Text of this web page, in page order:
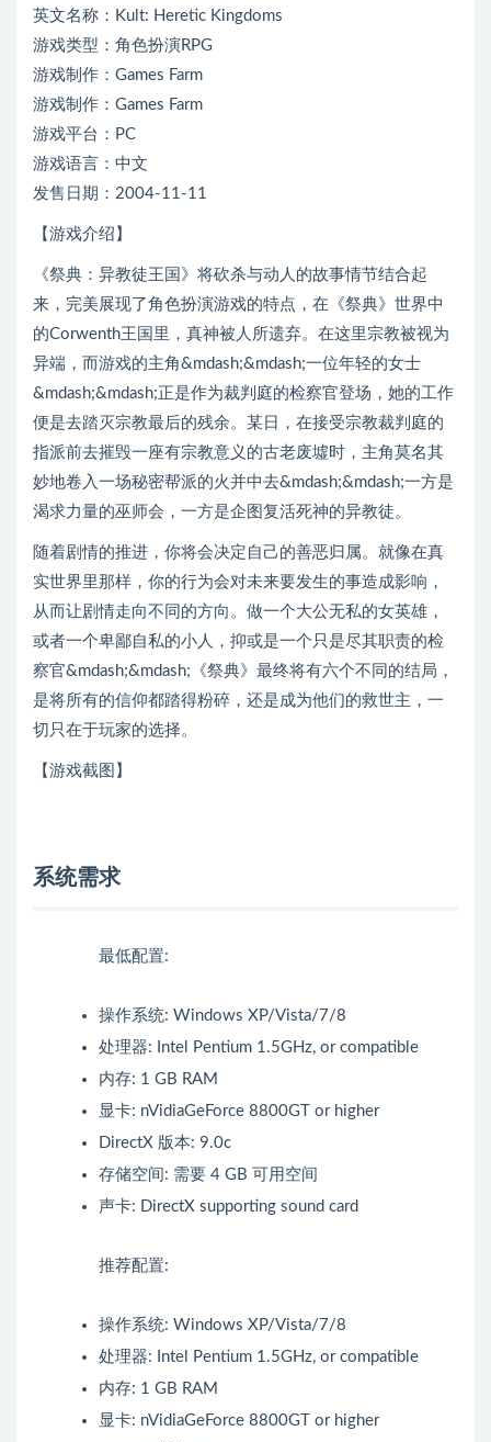
英文名称：Kult: Heretic Kingdoms
游戏类型：角色扮演RPG
游戏制作：Games Farm
游戏制作：Games Farm
游戏平台：PC
游戏语言：中文
发售日期：2004-11-11
【游戏介绍】
《祭典：异教徒王国》将砍杀与动人的故事情节结合起
来，完美展现了角色扮演游戏的特点，在《祭典》世界中
的Corwenth王国里，真神被人所遗弃。在这里宗教被视为
异端，而游戏的主角&mdash;&mdash;一位年轻的女士
&mdash;&mdash;正是作为裁判庭的检察官登场，她的工作
便是去踏灭宗教最后的残余。某日，在接受宗教裁判庭的
指派前去摧毁一座有宗教意义的古老废墟时，主角莫名其
妙地卷入一场秘密帮派的火并中去&mdash;&mdash;一方是
渴求力量的巫师会，一方是企图复活死神的异教徒。
随着剧情的推进，你将会决定自己的善恶归属。就像在真
实世界里那样，你的行为会对未来要发生的事造成影响，
从而让剧情走向不同的方向。做一个大公无私的女英雄，
或者一个卑鄙自私的小人，抑或是一个只是尽其职责的检
察官&mdash;&mdash;《祭典》最终将有六个不同的结局，
是将所有的信仰都踏得粉碎，还是成为他们的救世主，一
切只在于玩家的选择。
【游戏截图】
系统需求
最低配置:
操作系统: Windows XP/Vista/7/8
处理器: Intel Pentium 1.5GHz, or compatible
内存: 1 GB RAM
显卡: nVidiaGeForce 8800GT or higher
DirectX 版本: 9.0c
存储空间: 需要 4 GB 可用空间
声卡: DirectX supporting sound card
推荐配置:
操作系统: Windows XP/Vista/7/8
处理器: Intel Pentium 1.5GHz, or compatible
内存: 1 GB RAM
显卡: nVidiaGeForce 8800GT or higher